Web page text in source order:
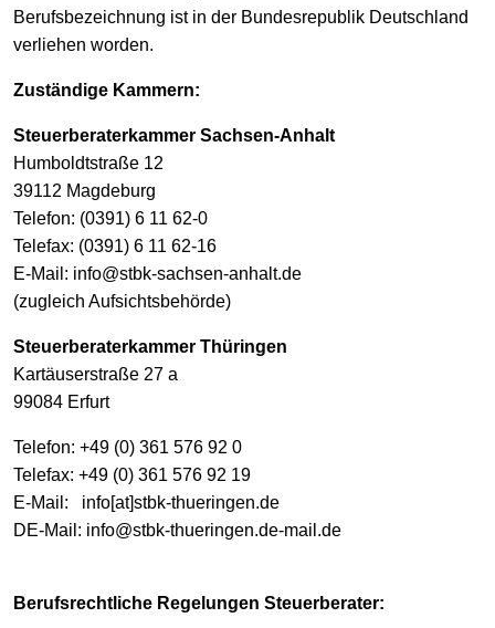
Berufsbezeichnung ist in der Bundesrepublik Deutschland
verliehen worden.
Zuständige Kammern:
Steuerberaterkammer Sachsen-Anhalt
Humboldtstraße 12
39112 Magdeburg
Telefon: (0391) 6 11 62-0
Telefax: (0391) 6 11 62-16
E-Mail: info@stbk-sachsen-anhalt.de
(zugleich Aufsichtsbehörde)
Steuerberaterkammer Thüringen
Kartäuserstraße 27 a
99084 Erfurt
Telefon: +49 (0) 361 576 92 0
Telefax: +49 (0) 361 576 92 19
E-Mail: info[at]stbk-thueringen.de
DE-Mail: info@stbk-thueringen.de-mail.de
Berufsrechtliche Regelungen Steuerberater: